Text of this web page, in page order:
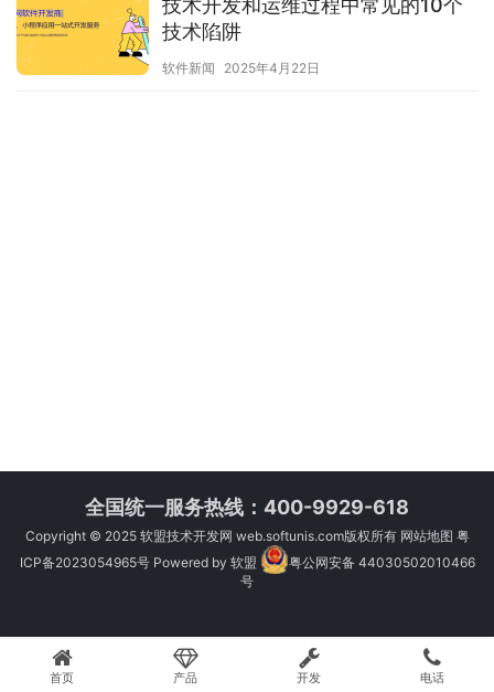
技术开发和运维过程中常见的10个
技术陷阱
软件新闻 2025年4月22日
全国统一服务热线：400-9929-618
Copyright © 2025 软盟技术开发网 web.softunis.com版权所有 网站地图 粤
ICP备2023054965号Powered by 软盟
粤公网安备 44030502010466
号
首页 产品 开发 电话